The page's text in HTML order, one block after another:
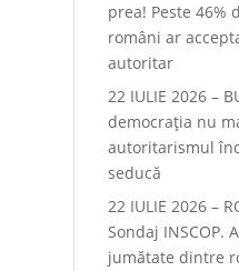
prea! Peste 46%
români ar
autoritar
22 IULIE 2026 –
democraţia nu
autoritarismul
seducă
22 IULIE 2026 –
Sondaj INSCOP.
jumătate dintre